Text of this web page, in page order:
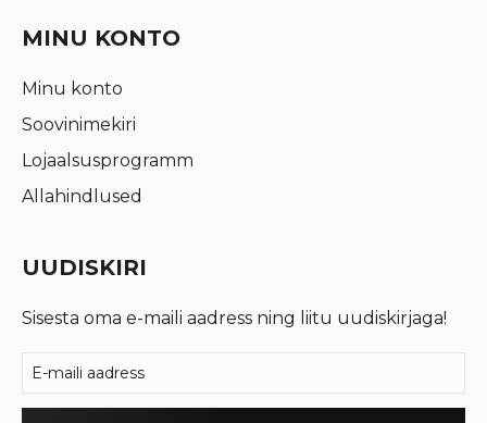
MINU KONTO
Minu konto
Soovinimekiri
Lojaalsusprogramm
Allahindlused
UUDISKIRI
Sisesta oma e-maili aadress ning liitu uudiskirjaga!